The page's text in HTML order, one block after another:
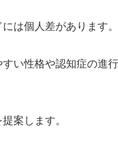
は個人差があります。
い性格や認知症の進
案します。